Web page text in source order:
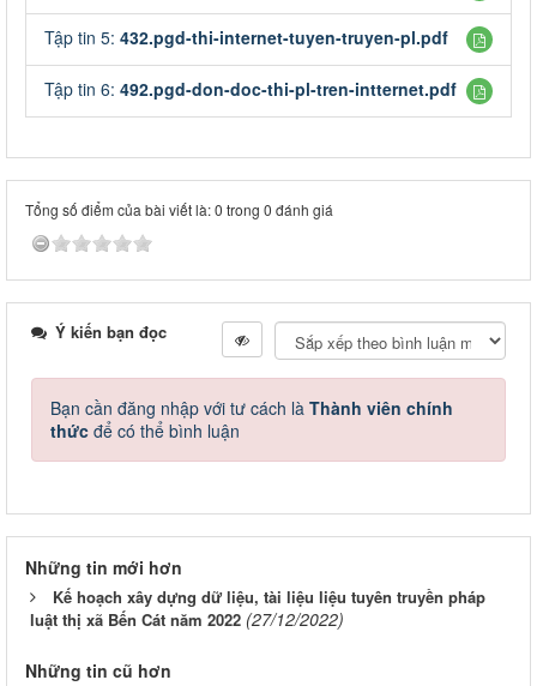
Tập tin 5: 432.pgd-thi-internet-tuyen-truyen-pl.pdf
Tập tin 6: 492.pgd-don-doc-thi-pl-tren-intternet.pdf
Tổng số điểm của bài viết là: 0 trong 0 đánh giá
Ý kiến bạn đọc
Bạn cần đăng nhập với tư cách là Thành viên chính
thức để có thể bình luận
Những tin mới hơn
Kế hoạch xây dựng dữ liệu, tài liệu liệu tuyên truyền pháp
luật thị xã Bến Cát năm 2022 (27/12/2022)
Những tin cũ hơn